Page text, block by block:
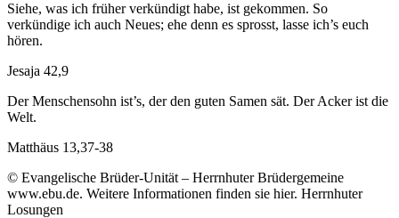
Siehe, was ich früher verkündigt habe, ist gekommen. So
verkündige ich auch Neues; ehe denn es sprosst, lasse ich’s euch
hören.
Jesaja 42,9
Der Menschensohn ist’s, der den guten Samen sät. Der Acker ist die
Welt.
Matthäus 13,37-38
© Evangelische Brüder-Unität – Herrnhuter Brüdergemeine
www.ebu.de. Weitere Informationen finden sie hier. Herrnhuter
Losungen